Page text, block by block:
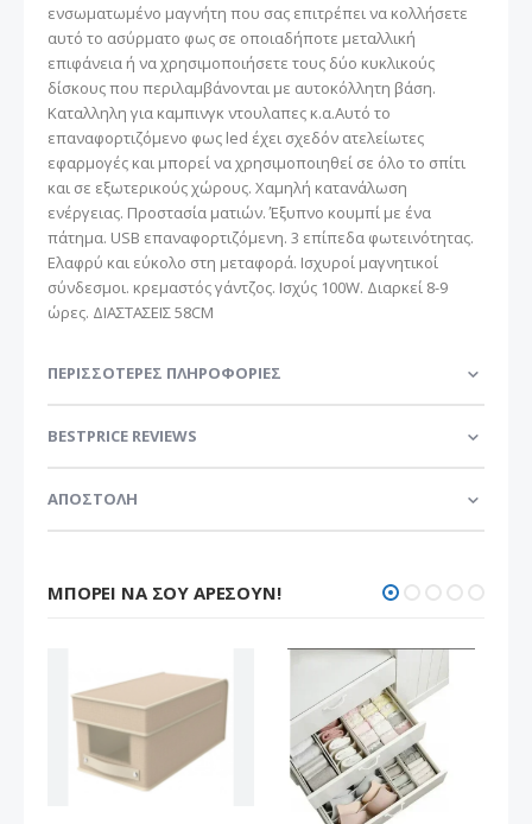
ενσωματωμένο μαγνήτη που σας επιτρέπει να κολλήσετε
αυτό το ασύρματο φως σε οποιαδήποτε μεταλλική
επιφάνεια ή να χρησιμοποιήσετε τους δύο κυκλικούς
δίσκους που περιλαμβάνονται με αυτοκόλλητη βάση.
Καταλληλη για καμπινγκ ντουλαπες κ.α.Αυτό το
επαναφορτιζόμενο φως led έχει σχεδόν ατελείωτες
εφαρμογές και μπορεί να χρησιμοποιηθεί σε όλο το σπίτι
και σε εξωτερικούς χώρους. Χαμηλή κατανάλωση
ενέργειας. Προστασία ματιών. Έξυπνο κουμπί με ένα
πάτημα. USB επαναφορτιζόμενη. 3 επίπεδα φωτεινότητας.
Ελαφρύ και εύκολο στη μεταφορά. Ισχυροί μαγνητικοί
σύνδεσμοι. κρεμαστός γάντζος. Ισχύς 100W. Διαρκεί 8-9
ώρες. ΔΙΑΣΤΑΣΕΙΣ 58CM
ΠΕΡΙΣΣΌΤΕΡΕΣ ΠΛΗΡΟΦΟΡΊΕΣ
BESTPRICE REVIEWS
ΑΠΟΣΤΟΛΗ
ΜΠΟΡΕΊ ΝΑ ΣΟΥ ΑΡΈΣΟΥΝ!